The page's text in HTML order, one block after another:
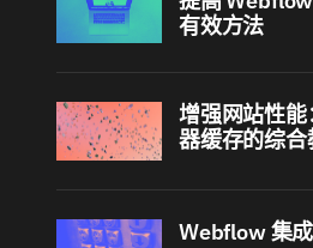
有效方法
增强网站性
器缓存的综合
Webflow 集